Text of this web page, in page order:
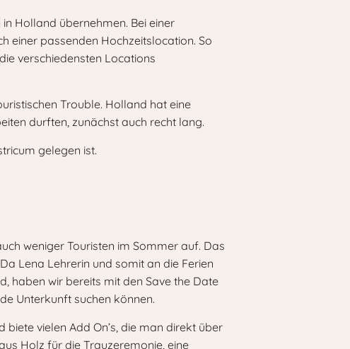
Holland übernehmen. Bei einer
einer passenden Hochzeitslocation. So
verschiedensten Locations
Trouble. Holland hat eine
durften, zunächst auch recht lang.
gelegen ist.
weniger Touristen im Sommer auf. Das
Lena Lehrerin und somit an die Ferien
haben wir bereits mit den Save the Date
Unterkunft suchen können.
vielen Add On’s, die man direkt über
Holz für die Trauzeremonie, eine